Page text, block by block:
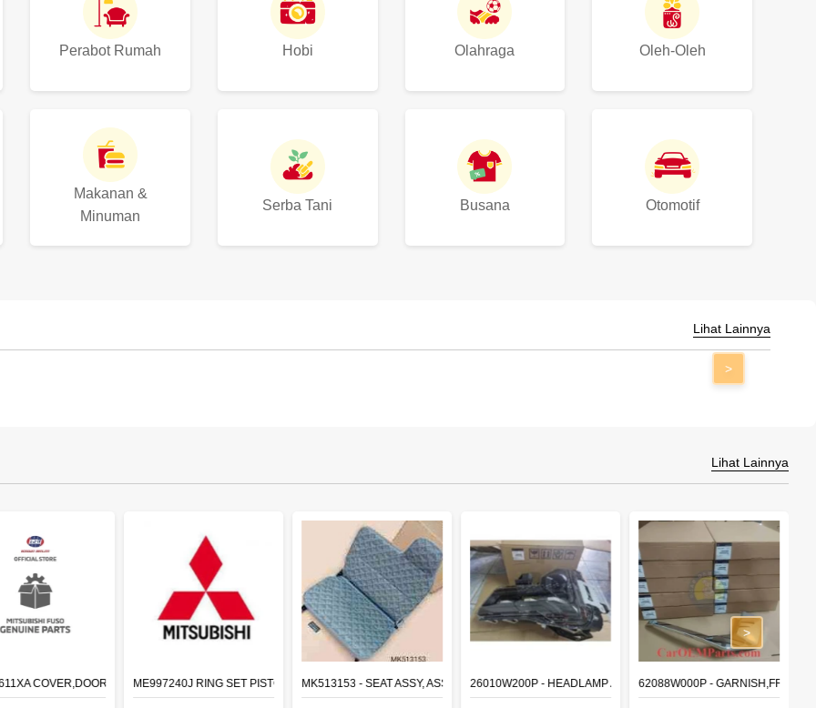
Perabot Rumah Hobi Olahraga Oleh-Oleh
Makanan &
Minuman
Serba Tani Busana Otomotif
Lihat Lainnya
>
Lihat Lainnya
COVER,DOOR MIRROR,OTR LHME997240J RING SET PISTON STDMK513153 - SEAT ASSY, ASSISTANT26010W200P - HEADLAMP ASSY,RH62088W000P - GARNISH,FR
>